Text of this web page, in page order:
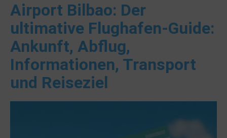
Airport Bilbao: Der
ultimative Flughafen-Guide:
Ankunft, Abflug,
Informationen, Transport
und Reiseziel